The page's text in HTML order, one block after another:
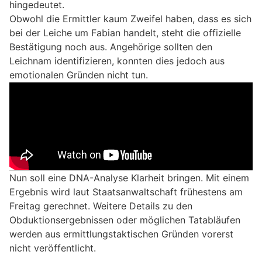
hingedeutet.
Obwohl die Ermittler kaum Zweifel haben, dass es sich
bei der Leiche um Fabian handelt, steht die offizielle
Bestätigung noch aus. Angehörige sollten den
Leichnam identifizieren, konnten dies jedoch aus
emotionalen Gründen nicht tun.
Nun soll eine DNA-Analyse Klarheit bringen. Mit einem
Ergebnis wird laut Staatsanwaltschaft frühestens am
Freitag gerechnet. Weitere Details zu den
Obduktionsergebnissen oder möglichen Tatabläufen
werden aus ermittlungstaktischen Gründen vorerst
nicht veröffentlicht.